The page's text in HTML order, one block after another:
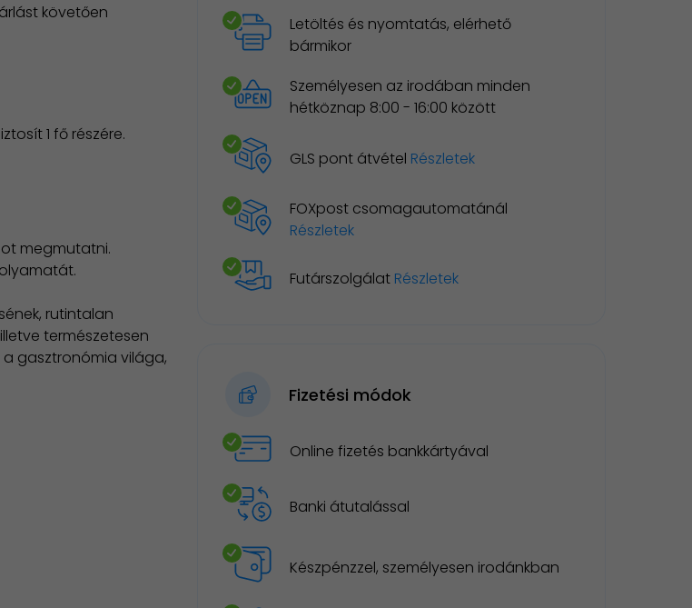
követően
1 fő részére.
megmutatni.
rutintalan
természetesen
a gasztronómia világa,
Letöltés és nyomtatás, elérhető
bármikor
Személyesen az irodában minden
hétköznap 8:00 - 16:00 között
GLS pont átvétel Részletek
FOXpost csomagautomatánál
Részletek
Futárszolgálat Részletek
Fizetési módok
Online fizetés bankkártyával
Banki átutalással
Készpénzzel, személyesen irodánkban